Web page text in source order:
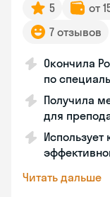
5 от
7 отзывов
Окончила
по
Получила
для
Читать дальше